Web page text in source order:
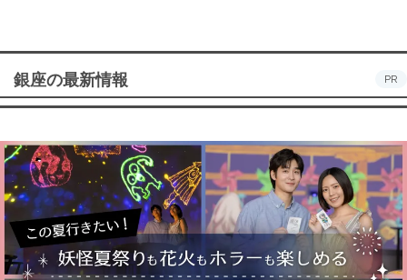
銀座の最新情報 PR